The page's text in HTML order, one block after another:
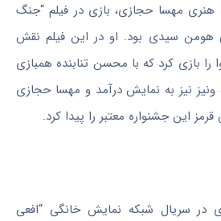
هنری مهسا حجازی، بازی در فیلم “جنگ
هومن سیدی بود. او در این فیلم نقش
بازی کرد که با محسن تنابنده همبازی
ونیز نیز به نمایش درآمد و مهسا حجازی
این جشنواره معتبر را پیدا کرد.
در سریال شبکه نمایش خانگی “افعی